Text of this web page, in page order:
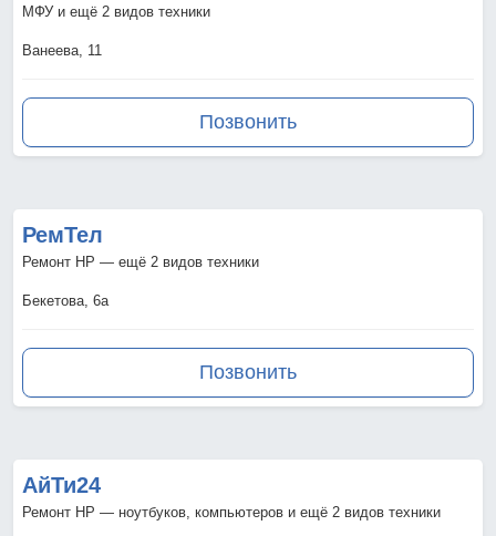
МФУ и ещё 2 видов техники
Ванеева, 11
Позвонить
РемТел
Ремонт HP — ещё 2 видов техники
Бекетова, 6а
Позвонить
АйТи24
Ремонт HP — ноутбуков, компьютеров и ещё 2 видов техники